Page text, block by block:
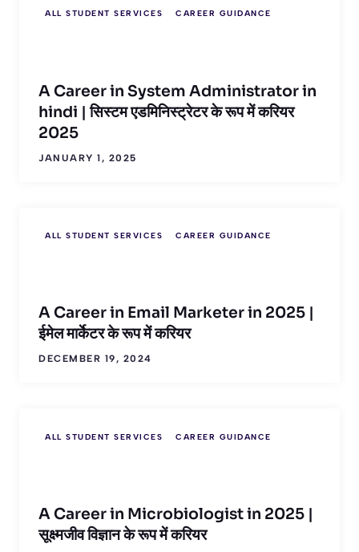
ALL STUDENT SERVICES CAREER GUIDANCE
A Career in System Administrator in
hindi | सिस्टम एडमिनिस्ट्रेटर के रूप में करियर
2025
JANUARY 1, 2025
ALL STUDENT SERVICES CAREER GUIDANCE
A Career in Email Marketer in 2025 |
ईमेल मार्केटर के रूप में करियर
DECEMBER 19, 2024
ALL STUDENT SERVICES CAREER GUIDANCE
A Career in Microbiologist in 2025 |
सूक्ष्मजीव विज्ञान के रूप में करियर